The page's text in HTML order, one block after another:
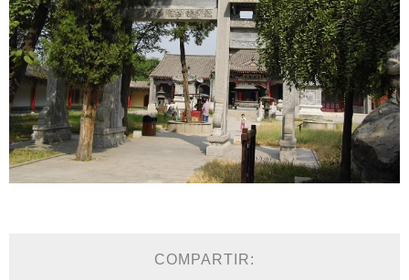
COMPARTIR: